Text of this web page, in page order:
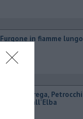
Furgone in fiamme lungo
Premio Strega, Petrocchi
e Scurati all'Elba